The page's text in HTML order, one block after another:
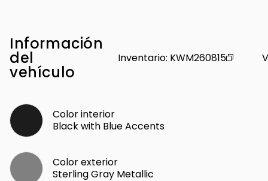
Información
del
vehículo
Inventario: KWM260815
Color interior
Black with Blue Accents
Color exterior
Sterling Gray Metallic